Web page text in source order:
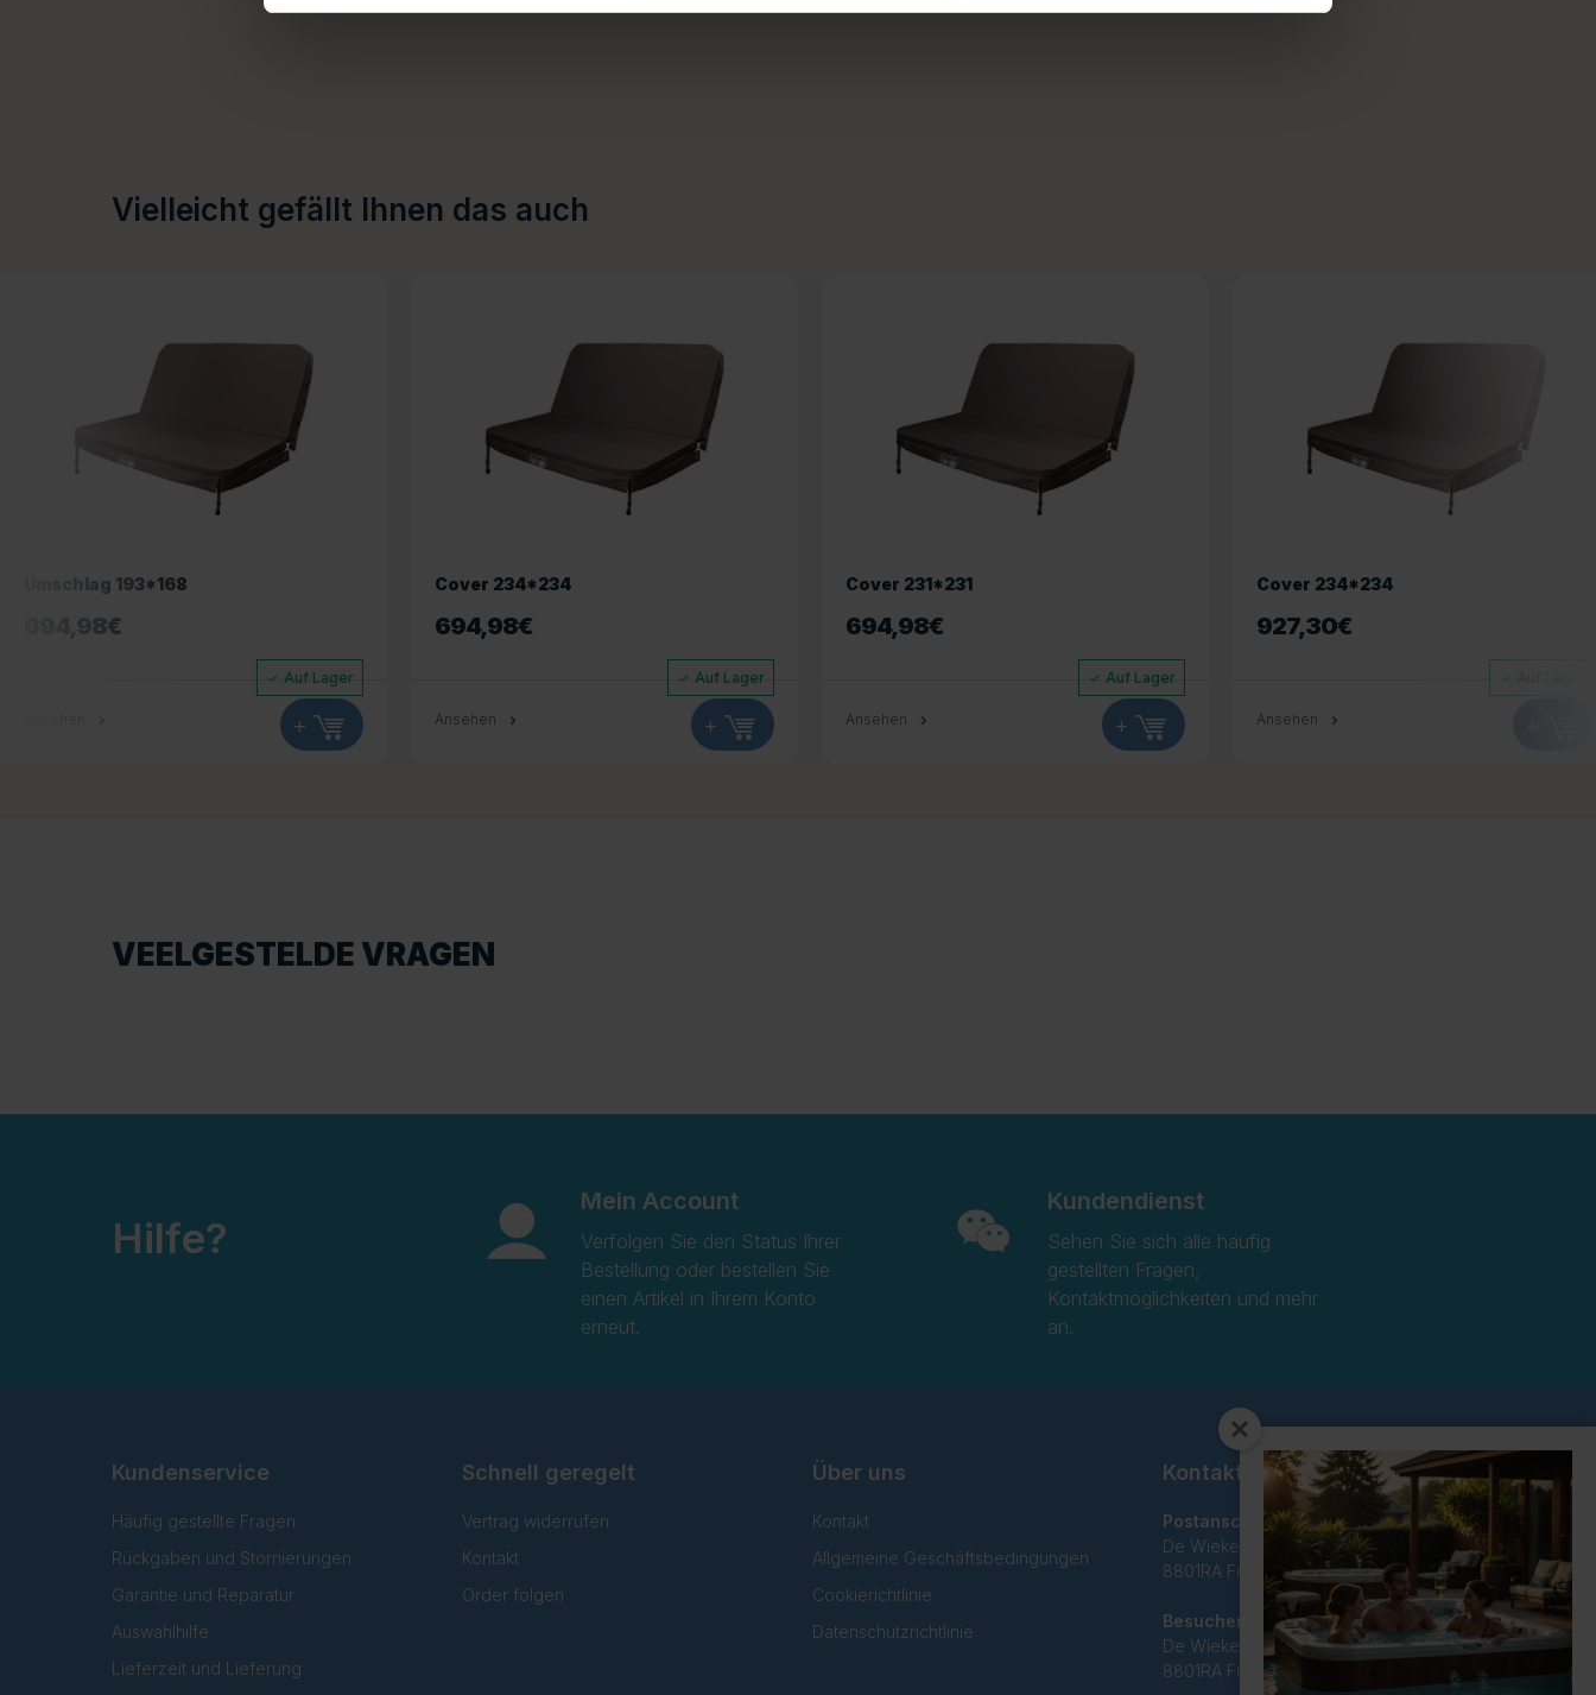
Vielleicht gefällt Ihnen das auch
Umschlag 193*168
694,98€
Auf Lager
+
Cover 234*234
694,98€
Auf Lager
Ansehen +
Cover 231*231
694,98€
Auf Lager
Ansehen +
Cover 234*234
927,30€
Ansehen
VEELGESTELDE VRAGEN
Hilfe?
Mein Account
Verfolgen Sie den Status Ihrer
Bestellung oder bestellen Sie
einen Artikel in Ihrem Konto
erneut.
Kundendienst
Sehen Sie sich alle häufig
gestellten Fragen,
Kontaktmöglichkeiten und mehr
an.
Kundenservice
Häufig gestellte Fragen
Rückgaben und Stornierungen
Garantie und Reparatur
Auswahlhilfe
Lieferzeit und Lieferung
Schnell geregelt
Vertrag widerrufen
Kontakt
Order folgen
Über uns
Kontakt
Allgemeine Geschäftsbedingungen
Cookierichtlinie
Datenschutzrichtlinie
Kontakt
Postanschrift
De Wieken 29C
8801RA Franeker
Besucheradresse
De Wieken 29C
8801RA Franeker